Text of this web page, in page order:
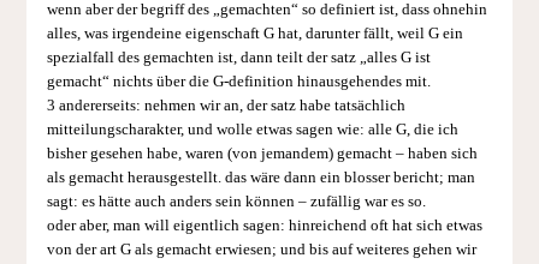
wenn aber der begriff des „gemachten“ so definiert ist, dass ohnehin
alles, was irgendeine eigenschaft G hat, darunter fällt, weil G ein
spezialfall des gemachten ist, dann teilt der satz „alles G ist
gemacht“ nichts über die G-definition hinausgehendes mit.
3 andererseits: nehmen wir an, der satz habe tatsächlich
mitteilungscharakter, und wolle etwas sagen wie: alle G, die ich
bisher gesehen habe, waren (von jemandem) gemacht – haben sich
als gemacht herausgestellt. das wäre dann ein blosser bericht; man
sagt: es hätte auch anders sein können – zufällig war es so.
oder aber, man will eigentlich sagen: hinreichend oft hat sich etwas
von der art G als gemacht erwiesen; und bis auf weiteres gehen wir